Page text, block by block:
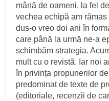
mână de oameni, la fel
vechea echipă am
dus-o vreo doi ani în
care până la urmă ne-a
schimbăm strategia.
mult cu o revistă. Iar noi
în privința propunerilor
predominat de texte de
(editoriale, recenzii de